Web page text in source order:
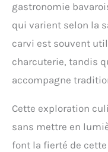
gastronomie
qui varient selon la
carvi est souvent
charcuterie, tandis
accompagne
Cette exploration
sans mettre en
font la fierté de